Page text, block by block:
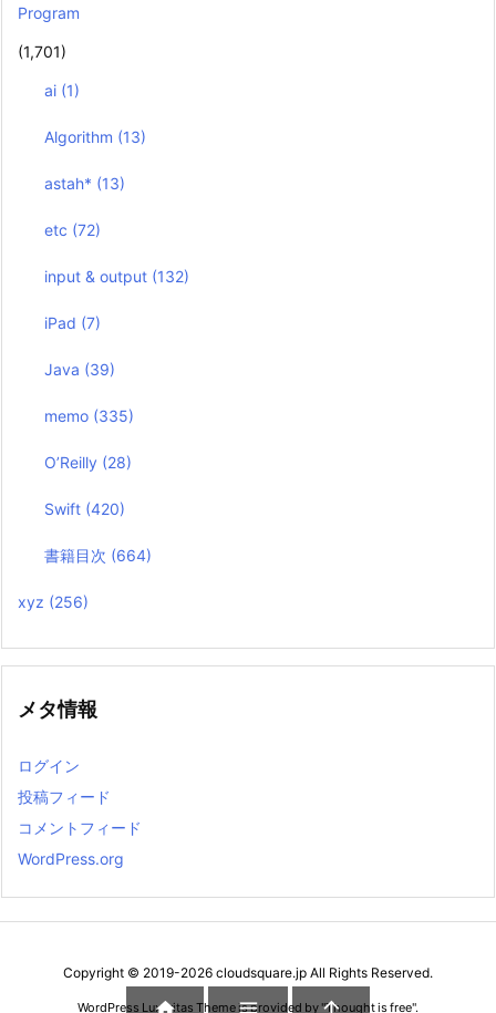
Program
(1,701)
ai (1)
Algorithm (13)
astah* (13)
etc (72)
input & output (132)
iPad (7)
Java (39)
memo (335)
O’Reilly (28)
Swift (420)
書籍目次 (664)
xyz (256)
メタ情報
ログイン
投稿フィード
コメントフィード
WordPress.org
Copyright © 2019-2026 cloudsquare.jp All Rights Reserved.
WordPress Luxeritas Theme is provided by "Thought is free".
 